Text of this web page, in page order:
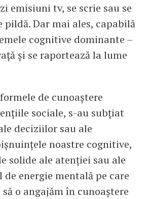
emisiuni tv, se scrie sau se
pildă. Dar mai ales, capabilă
cognitive dominante –
și se raportează la lume
de cunoaștere
sociale, s-au subțiat
deciziilor sau ale
noastre cognitive,
solide ale atenției sau ale
energie mentală pe care
o angajăm în cunoaștere